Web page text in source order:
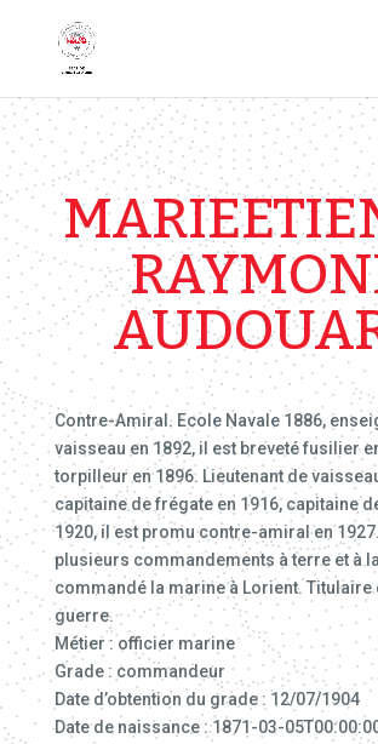
Contre-Amiral. Ecole Navale 1886,
vaisseau en 1892, il est breveté fusilier
torpilleur en 1896. Lieutenant de
capitaine de frégate en 1916, capitaine
1920, il est promu contre-amiral en
plusieurs commandements à terre et à
commandé la marine à Lorient. Titulaire
guerre.
Métier : officier marine
Grade : commandeur
Date d’obtention du grade : 12/07/1904
Date de naissance : 1871-03-